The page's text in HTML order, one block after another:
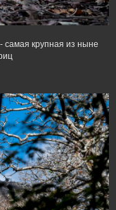
cамая крупная из ныне